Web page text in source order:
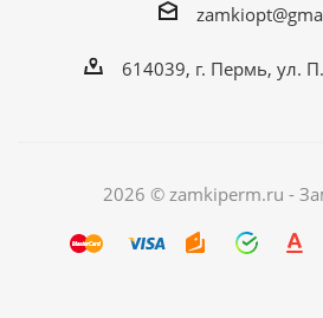
614039, г. Пермь, ул.
2026 © zamkiperm.ru -